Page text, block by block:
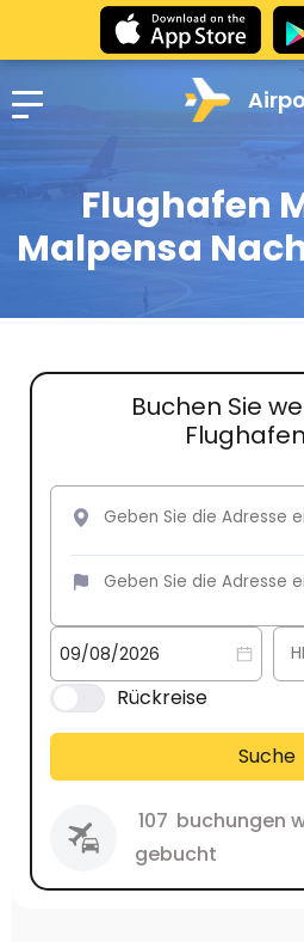
Flughafen
Malpensa
Buchen Sie
Rückreise
Suche
107 buchungen
gebucht